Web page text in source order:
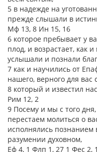
5 в надежде на
прежде слышали в
Мф 13, 8 Ин 15, 16
6 которое пребывает у
плод, и возрастает, как
услышали и познали
7 как и научились от
нашего, верного для вас
8 который и известил
Рим 12, 2
9 Посему и мы с того
перестаем молиться о
исполнялись познанием
разумении духовном,
Еф 4, 1 Флп 1, 27 1 Фес 2,